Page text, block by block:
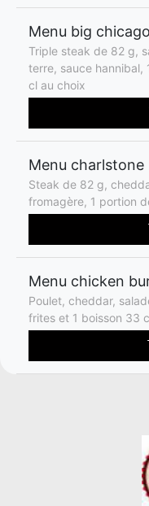
Menu big
Triple steak de 82 g,
terre, sauce hannibal,
cl au choix
Menu charlstone
Steak de 82 g,
fromagère, 1 portion
Menu chicken
Poulet, cheddar,
frites et 1 boisson 33